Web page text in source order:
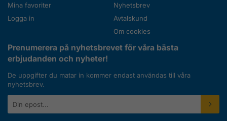
Mina favoriter
Logga in
Nyhetsbrev
Avtalskund
Om cookies
Prenumerera på nyhetsbrevet för våra bästa
erbjudanden och nyheter!
De uppgifter du matar in kommer endast användas till våra
nyhetsbrev.
postadress